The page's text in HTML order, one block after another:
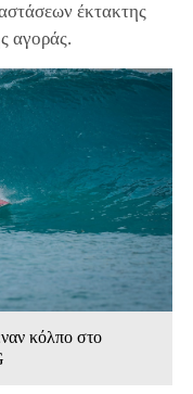
έκτακτης
αγοράς.
κόλπο στο